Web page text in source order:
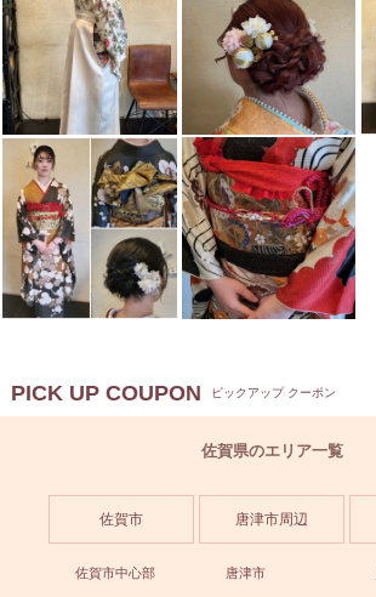
PICK UP COUPON ピックアップ クーポン
佐賀県のエリア一覧
佐賀市
佐賀市中心部
唐津市周辺
唐津市